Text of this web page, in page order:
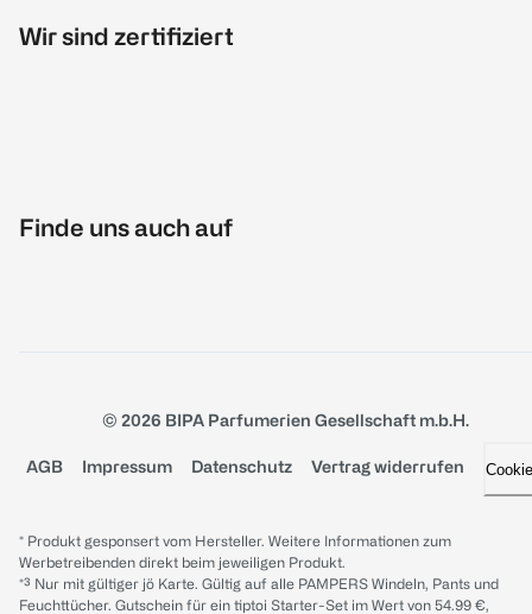
Wir sind zertifiziert
Finde uns auch auf
© 2026 BIPA Parfumerien Gesellschaft m.b.H.
AGB Impressum Datenschutz Vertrag widerrufen
* Produkt gesponsert vom Hersteller. Weitere Informationen zum
Werbetreibenden direkt beim jeweiligen Produkt.
*³ Nur mit gültiger jö Karte. Gültig auf alle PAMPERS Windeln, Pants und
Feuchttücher. Gutschein für ein tiptoi Starter-Set im Wert von 54.99 €,